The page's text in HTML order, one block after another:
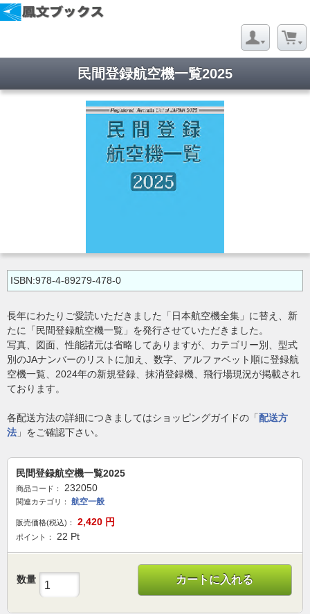
民間登録航空機一覧2025
ISBN:978-4-89279-478-0
長年にわたりご愛読いただきました「日本航空機全集」に替え、新
たに「民間登録航空機一覧」を発行させていただきました。
写真、図面、性能諸元は省略してありますが、カテゴリー別、型式
別のJAナンバーのリストに加え、数字、アルファベット順に登録航
空機一覧、2024年の新規登録、抹消登録機、飛行場現況が掲載され
ております。
各配送方法の詳細につきましてはショッピングガイドの「配送方
法 」をご確認下さい。
民間登録航空機一覧2025
商品コード： 232050
関連カテゴリ： 航空一般
販売価格(税込)： 2,420 円
ポイント： 22 Pt
数量 カートに入れる